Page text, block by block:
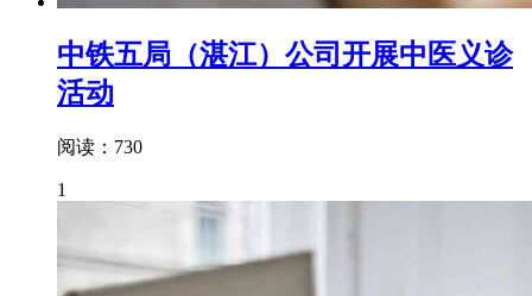
中铁五局（湛江）公司开展中医义诊
活动
阅读：730
1